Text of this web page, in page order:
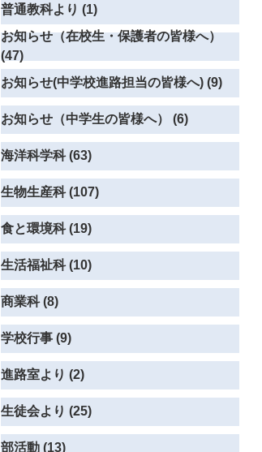
普通教科より (1)
お知らせ（在校生・保護者の皆様へ）
(47)
お知らせ(中学校進路担当の皆様へ) (9)
お知らせ（中学生の皆様へ） (6)
海洋科学科 (63)
生物生産科 (107)
食と環境科 (19)
生活福祉科 (10)
商業科 (8)
学校行事 (9)
進路室より (2)
生徒会より (25)
部活動 (13)